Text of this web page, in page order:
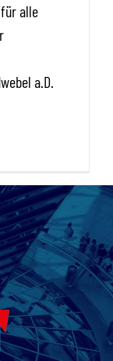
alle
a.D.